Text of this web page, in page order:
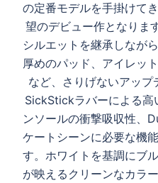
の定番モデルを手掛けて
望のデビュー作となりま
シルエットを継承しなが
厚めのパッド、アイレッ
など、さりげないアップ
SickStickラバーによる高
ンソールの衝撃吸収性、
ケートシーンに必要な機
す。ホワイトを基調にブ
が映えるクリーンなカラ